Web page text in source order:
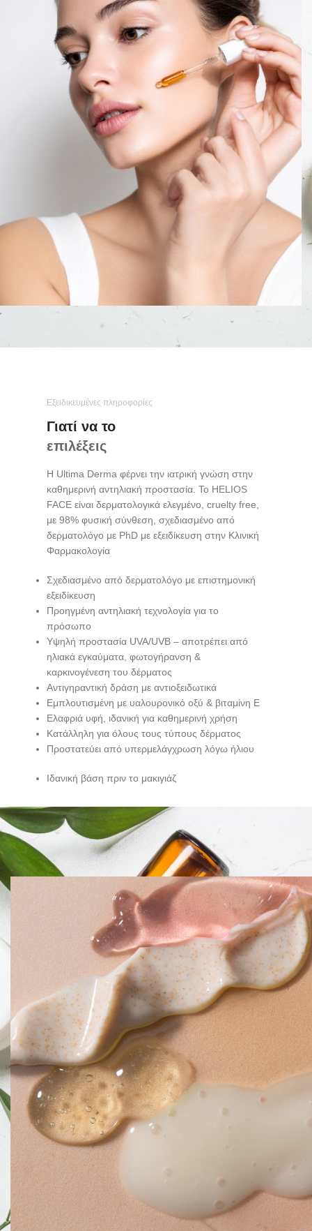
Εξειδικευμένες πληροφορίες
Γιατί να το
επιλέξεις
Η Ultima Derma φέρνει την ιατρική γνώση στην
καθημερινή αντηλιακή προστασία. Το HELIOS
FACE είναι δερματολογικά ελεγμένο, cruelty free,
με 98% φυσική σύνθεση, σχεδιασμένο από
δερματολόγο με PhD με εξειδίκευση στην Κλινική
Φαρμακολογία
Σχεδιασμένο από δερματολόγο με επιστημονική
εξειδίκευση
Προηγμένη αντηλιακή τεχνολογία για το
πρόσωπο
Υψηλή προστασία UVA/UVB – αποτρέπει από
ηλιακά εγκαύματα, φωτογήρανση &
καρκινογένεση του δέρματος
Αντιγηραντική δράση με αντιοξειδωτικά
Εμπλουτισμένη με υαλουρονικό οξύ & βιταμίνη Ε
Ελαφριά υφή, ιδανική για καθημερινή χρήση
Κατάλληλη για όλους τους τύπους δέρματος
Προστατεύει από υπερμελάγχρωση λόγω ήλιου
Ιδανική βάση πριν το μακιγιάζ